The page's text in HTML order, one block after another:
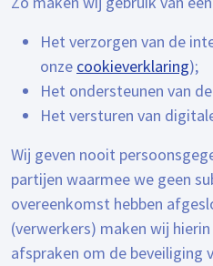
Het verzorgen van de
onze cookieverklaring);
Het ondersteunen van
Het versturen van
Wij geven nooit
partijen waarmee we geen
overeenkomst hebben
(verwerkers) maken wij
afspraken om de beveiliging